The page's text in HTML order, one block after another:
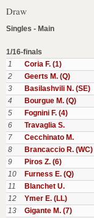
Draw
Singles - Main
1/16-finals
1
Coria F. (1)
2
Geerts M. (Q)
3
Basilashvili N. (SE)
4
Bourgue M. (Q)
5
Fognini F. (4)
6
Travaglia S.
7
Cecchinato M.
8
Brancaccio R. (WC)
9
Piros Z. (6)
10
Furness E. (Q)
11
Blanchet U.
12
Ymer E. (LL)
13
Gigante M. (7)